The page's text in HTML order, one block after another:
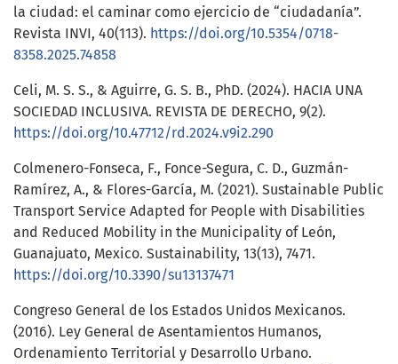
la ciudad: el caminar como ejercicio de “ciudadanía”.
Revista INVI, 40(113). https://doi.org/10.5354/0718-
8358.2025.74858
Celi, M. S. S., & Aguirre, G. S. B., PhD. (2024). HACIA UNA
SOCIEDAD INCLUSIVA. REVISTA DE DERECHO, 9(2).
https://doi.org/10.47712/rd.2024.v9i2.290
Colmenero-Fonseca, F., Fonce-Segura, C. D., Guzmán-
Ramírez, A., & Flores-García, M. (2021). Sustainable Public
Transport Service Adapted for People with Disabilities
and Reduced Mobility in the Municipality of León,
Guanajuato, Mexico. Sustainability, 13(13), 7471.
https://doi.org/10.3390/su13137471
Congreso General de los Estados Unidos Mexicanos.
(2016). Ley General de Asentamientos Humanos,
Ordenamiento Territorial y Desarrollo Urbano.